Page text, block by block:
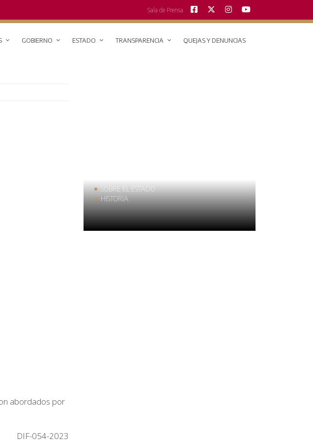
Sala de Prensa
GOBIERNO ESTADO TRANSPARENCIA QUEJAS Y DENUNCIAS
abordados por
DIF-054-2023
SOBRE EL ESTADO
HISTORIA